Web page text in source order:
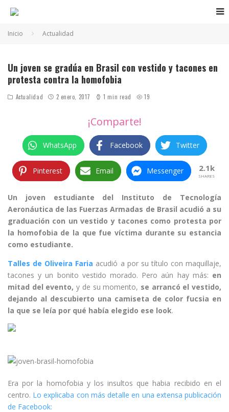
Inicio Actualidad
Un joven se gradúa en Brasil con vestido y tacones en
protesta contra la homofobia
Actualidad 2 enero, 2017 1 min read 19
¡Comparte!
WhatsApp Facebook Twitter
Pinterest Email Messenger 2.1k
SHARES
Un joven estudiante del Instituto de Tecnología
Aeronáutica de las Fuerzas Armadas de Brasil acudió a su
graduación con un vestido y tacones como protesta por
la homofobia de la que fue víctima durante su estancia
como estudiante.
Talles de Oliveira Faria acudió a por su título con maquillaje,
tacones y un bonito vestido morado. Pero aún hay más: en
mitad del evento, y de su momento, se arrancó el vestido,
dejando al descubierto una camiseta de color fucsia en
la que se leía por qué había elegido ese look.
Era por la homofobia y los insultos que habia recibido en el
centro. Lo explicaba con más detalle en una extensa publicación
de Facebook: